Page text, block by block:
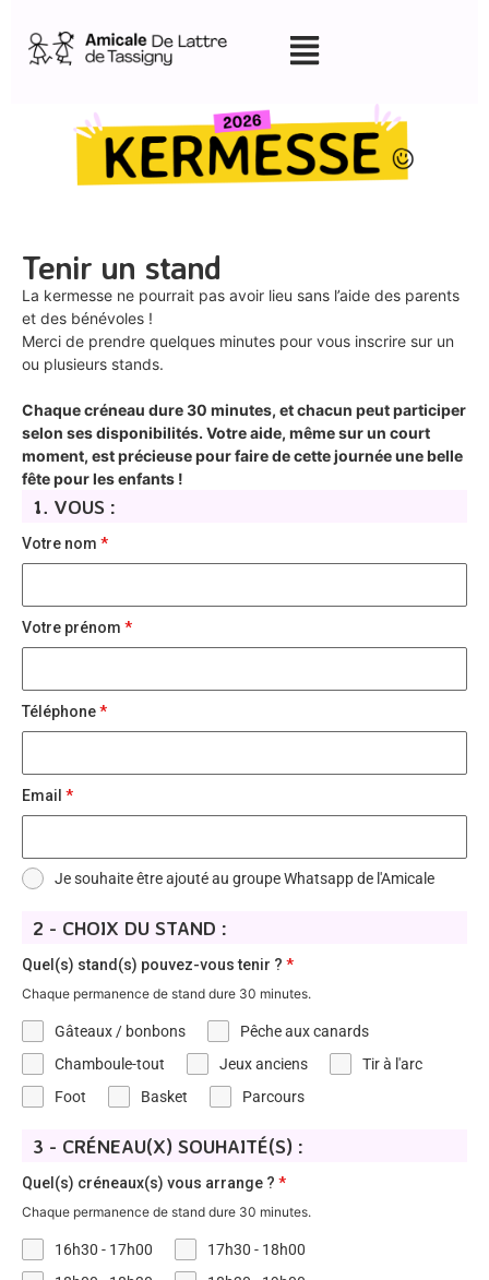
Tenir un stand
La kermesse ne pourrait pas avoir lieu sans l’aide des parents
et des bénévoles !
Merci de prendre quelques minutes pour vous inscrire sur un
ou plusieurs stands.
Chaque créneau dure 30 minutes, et chacun peut participer
selon ses disponibilités. Votre aide, même sur un court
moment, est précieuse pour faire de cette journée une belle
fête pour les enfants !
1. VOUS :
Votre nom *
Votre prénom *
Téléphone*
Email *
Je souhaite être ajouté au groupe Whatsapp de l'Amicale
2 - CHOIX DU STAND :
Quel(s) stand(s) pouvez-vous tenir ? *
Chaque permanence de stand dure 30 minutes.
Gâteaux / bonbons
Pêche aux canards
Chamboule-tout
Jeux anciens
Tir à l'arc
Foot
Basket Parcours
3 - CRÉNEAU(X) SOUHAITÉ(S) :
Quel(s) créneaux(s) vous arrange ? *
Chaque permanence de stand dure 30 minutes.
16h30 - 17h00
17h30 - 18h00